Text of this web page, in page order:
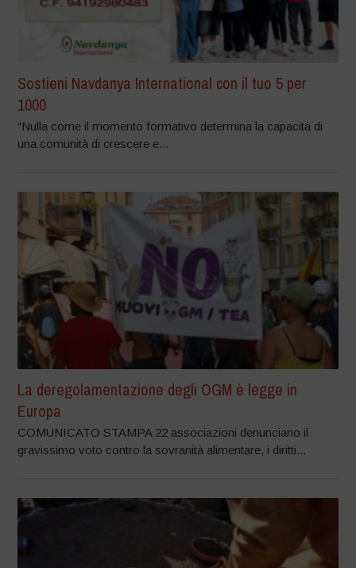
Sostieni Navdanya International con il tuo 5 per
1000
“Nulla come il momento formativo determina la capacità di
una comunità di crescere e...
La deregolamentazione degli OGM è legge in
Europa
COMUNICATO STAMPA 22 associazioni denunciano il
gravissimo voto contro la sovranità alimentare, i diritti...